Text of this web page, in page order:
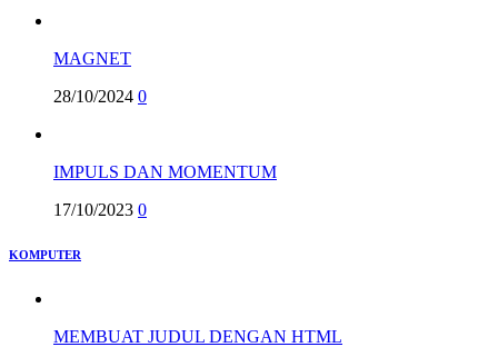
MAGNET
28/10/2024 0
IMPULS DAN MOMENTUM
17/10/2023 0
KOMPUTER
MEMBUAT JUDUL DENGAN HTML